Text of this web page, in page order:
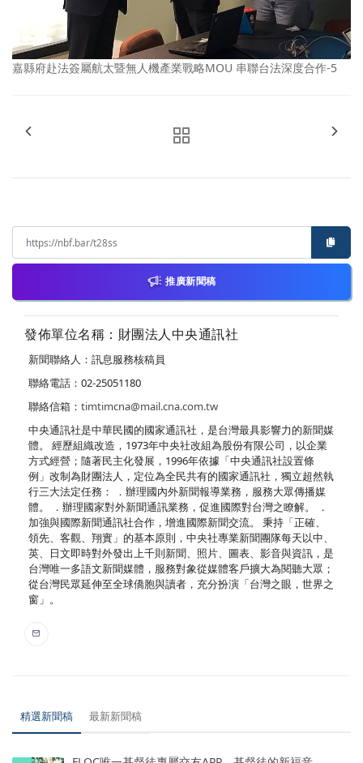
嘉縣府赴法簽屬航太暨無人機產業戰略MOU 串聯台法深度合作-5
推廣新聞稿
發佈單位名稱：財團法人中央通訊社
新聞聯絡人：訊息服務核稿員
聯絡電話：02-25051180
聯絡信箱： timtimcna@mail.cna.com.tw
中央通訊社是中華民國的國家通訊社，是台灣最具影響力的新聞媒
體。 經歷組織改造，1973年中央社改組為股份有限公司，以企業
方式經營；隨著民主化發展，1996年依據「中央通訊社設置條
例」改制為財團法人，定位為全民共有的國家通訊社，獨立超然執
行三大法定任務： ．辦理國內外新聞報導業務，服務大眾傳播媒
體。 ．辦理國家對外新聞通訊業務，促進國際對台灣之瞭解。 ．
加強與國際新聞通訊社合作，增進國際新聞交流。 秉持「正確、
領先、客觀、翔實」的基本原則，中央社專業新聞團隊每天以中、
英、日文即時對外發出上千則新聞、照片、圖表、影音與資訊，是
台灣唯一多語文新聞媒體，服務對象從媒體客戶擴大為閱聽大眾；
從台灣民眾延伸至全球僑胞與讀者，充分扮演「台灣之眼，世界之
窗」。
精選新聞稿 最新新聞稿